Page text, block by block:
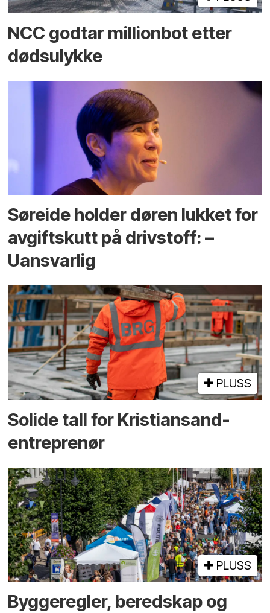
NCC godtar millionbot etter
dødsulykke
Søreide holder døren lukket for
avgiftskutt på drivstoff: –
Uansvarlig
PLUSS
Solide tall for Kristiansand-
entreprenør
PLUSS
Bygge­regler, beredskap og